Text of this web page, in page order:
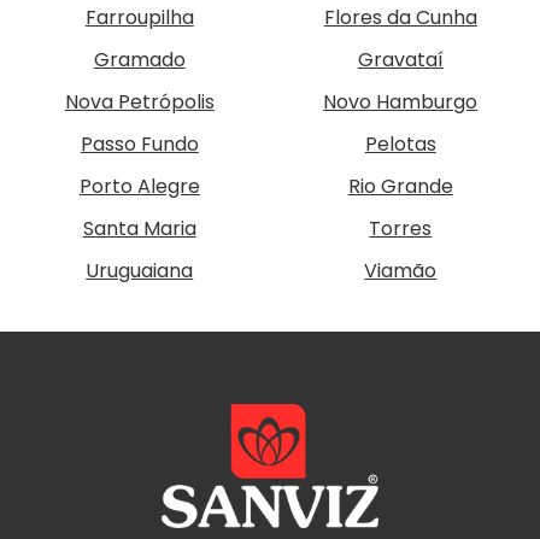
Farroupilha
Flores da Cunha
Gramado
Gravataí
Nova Petrópolis
Novo Hamburgo
Passo Fundo
Pelotas
Porto Alegre
Rio Grande
Santa Maria
Torres
Uruguaiana
Viamão